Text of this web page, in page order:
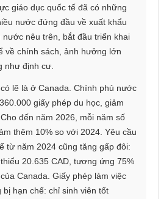
giáo dục quốc tế đã có những
nước đứng đầu về xuất khẩu
nước nêu trên, bắt đầu triển khai
về chính sách, ảnh hưởng lớn
như định cư.
lẽ là ở Canada. Chính phủ nước
giấy phép du học, giảm
đến năm 2026, mỗi năm số
thêm 10% so với 2024. Yêu cầu
từ năm 2024 cũng tăng gấp đôi:
20.635 CAD, tương ứng 75%
Canada. Giấy phép làm việc
bị hạn chế: chỉ sinh viên tốt